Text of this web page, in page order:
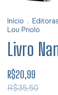
Início .
Lou Priolo
Livro
R$20,99
R$35,50